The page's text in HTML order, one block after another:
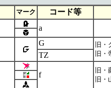
マーク
コード等
a
G
旧
旧・
TZ
f
旧・
旧・